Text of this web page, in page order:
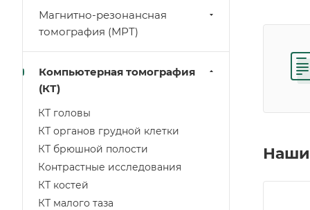
Магнитно-резонансная
томография (МРТ)
Компьютерная томография
(КТ)
КТ головы
КТ органов грудной клетки
КТ брюшной полости
Контрастные исследования
КТ костей
КТ малого таза